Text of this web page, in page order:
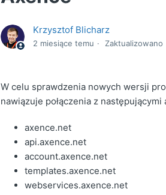
Krzysztof Blicharz
2 miesiące temu Zaktualizowano
W celu sprawdzenia nowych wersji
nawiązuje połączenia z następującymi
axence.net
api.axence.net
account.axence.net
templates.axence.net
webservices.axence.net